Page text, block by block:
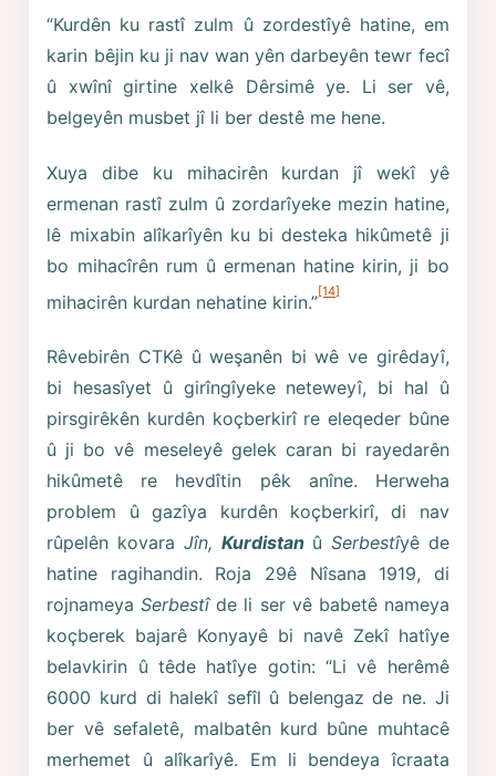
“Kurdên ku rastî zulm û zordestîyê hatine, em
karin bêjin ku ji nav wan yên darbeyên tewr fecî
û xwînî girtine xelkê Dêrsimê ye. Li ser vê,
belgeyên musbet jî li ber destê me hene.
Xuya dibe ku mihacirên kurdan jî wekî yê
ermenan rastî zulm û zordarîyeke mezin hatine,
lê mixabin alîkarîyên ku bi desteka hikûmetê ji
bo mihacîrên rum û ermenan hatine kirin, ji bo
mihacirên kurdan nehatine kirin.”[14]
Rêvebirên CTKê û weşanên bi wê ve girêdayî,
bi hesasîyet û girîngîyeke neteweyî, bi hal û
pirsgirêkên kurdên koçberkirî re eleqeder bûne
û ji bo vê meseleyê gelek caran bi rayedarên
hikûmetê re hevdîtin pêk anîne. Herweha
problem û gazîya kurdên koçberkirî, di nav
rûpelên kovara Jîn, Kurdistan û Serbestîyê de
hatine ragihandin. Roja 29ê Nîsana 1919, di
rojnameyaSerbestîde li ser vê babetê nameya
koçberek bajarê Konyayê bi navê Zekî hatîye
belavkirin û têde hatîye gotin: “Li vê herêmê
6000 kurd di halekî sefîl û belengaz de ne. Ji
ber vê sefaletê, malbatên kurd bûne muhtacê
merhemet û alîkarîyê. Em li bendeya îcraata